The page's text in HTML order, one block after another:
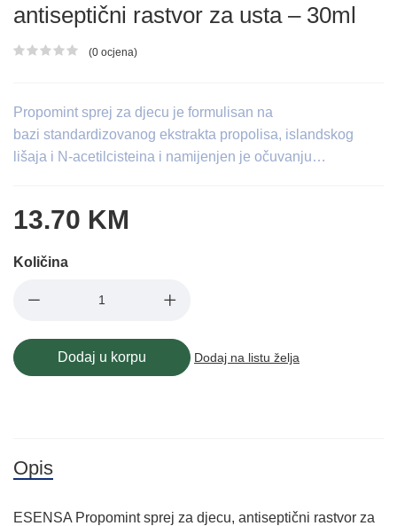
antiseptični rastvor za usta – 30ml
Ocjena proizvoda
(0 ocjena)
Propomint sprej za djecu je formulisan na
bazi standardizovanog ekstrakta propolisa, islandskog
lišaja i N-acetilcisteina i namijenjen je očuvanju…
13.70 KM
Količina
Dodaj u korpu Dodaj na listu želja
Opis
ESENSA Propomint sprej za djecu, antiseptični rastvor za